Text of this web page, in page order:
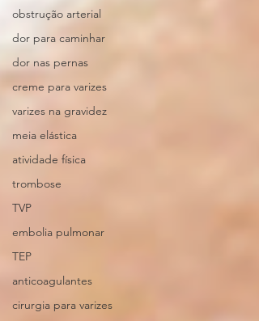
obstrução arterial
dor para caminhar
dor nas pernas
creme para varizes
varizes na gravidez
meia elástica
atividade física
trombose
TVP
embolia pulmonar
TEP
anticoagulantes
cirurgia para varizes